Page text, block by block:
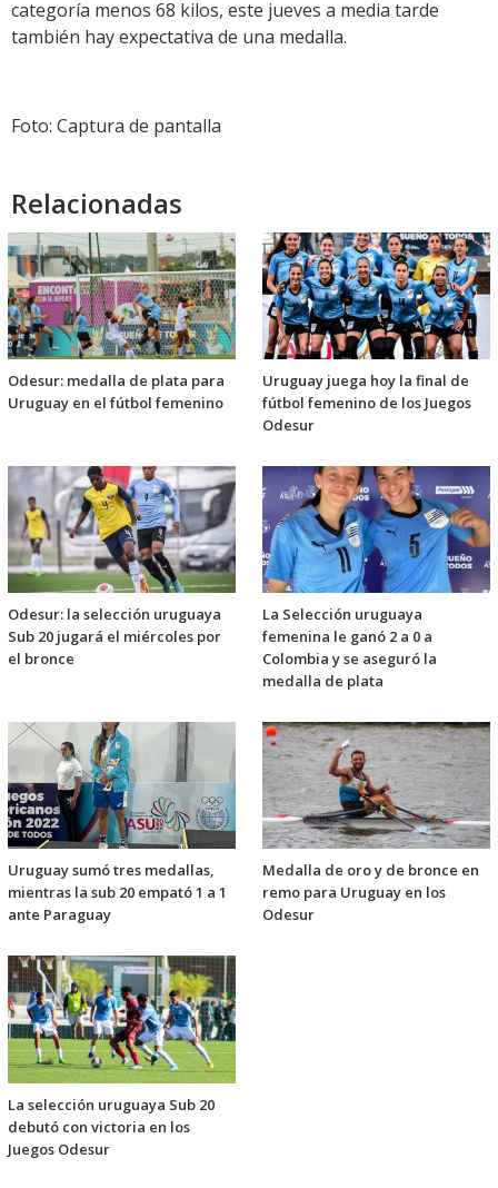
categoría menos 68 kilos, este jueves a media tarde
también hay expectativa de una medalla.
Foto: Captura de pantalla
Relacionadas
Odesur: medalla de plata para
Uruguay en el fútbol femenino
Uruguay juega hoy la final de
fútbol femenino de los Juegos
Odesur
Odesur: la selección uruguaya
Sub 20 jugará el miércoles por
el bronce
La Selección uruguaya
femenina le ganó 2 a 0 a
Colombia y se aseguró la
medalla de plata
Uruguay sumó tres medallas,
mientras la sub 20 empató 1 a 1
ante Paraguay
Medalla de oro y de bronce en
remo para Uruguay en los
Odesur
La selección uruguaya Sub 20
debutó con victoria en los
Juegos Odesur